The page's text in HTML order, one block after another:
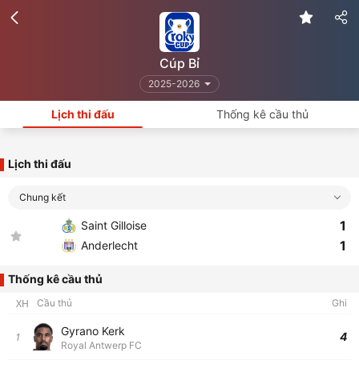
Cúp Bỉ
2025-2026
Lịch thi đấu Thống kê cầu thủ
Lịch thi đấu
Chung kết
Saint Gilloise
Anderlecht
1
1
Thống kê cầu thủ
XH
Cầu thủ Ghi
1 Gyrano Kerk
Royal Antwerp FC
4